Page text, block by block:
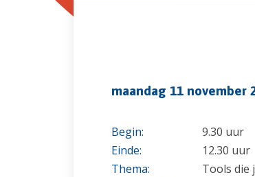
maandag 11 november
Begin:
9.30 uur
Einde:
12.30 uur
Thema:
Tools die